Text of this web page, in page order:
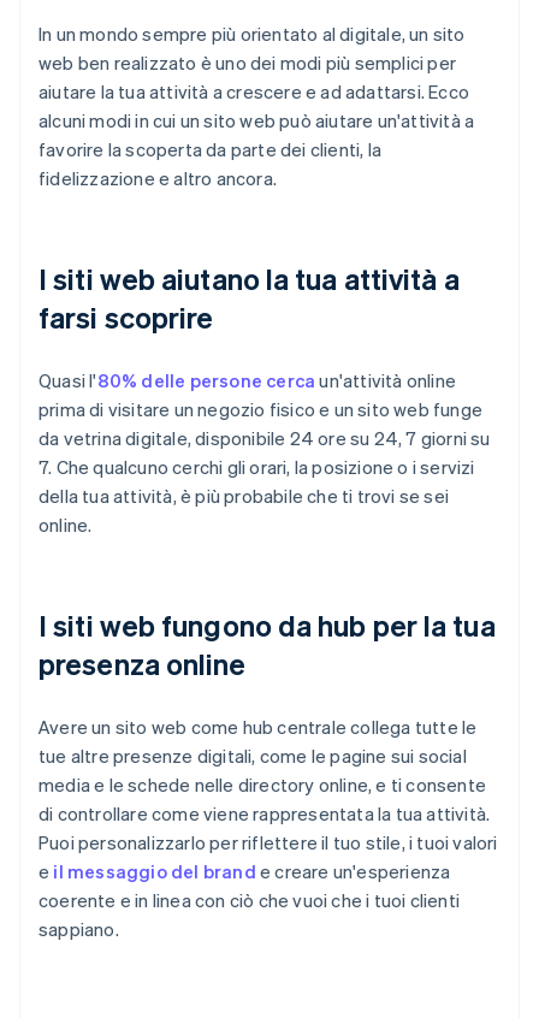
In un mondo sempre più orientato al digitale, un sito
web ben realizzato è uno dei modi più semplici per
aiutare la tua attività a crescere e ad adattarsi. Ecco
alcuni modi in cui un sito web può aiutare un'attività a
favorire la scoperta da parte dei clienti, la
fidelizzazione e altro ancora.
I siti web aiutano la tua attività a
farsi scoprire
Quasi l'80% delle persone cerca un'attività online
prima di visitare un negozio fisico e un sito web funge
da vetrina digitale, disponibile 24 ore su 24, 7 giorni su
7. Che qualcuno cerchi gli orari, la posizione o i servizi
della tua attività, è più probabile che ti trovi se sei
online.
I siti web fungono da hub per la tua
presenza online
Avere un sito web come hub centrale collega tutte le
tue altre presenze digitali, come le pagine sui social
media e le schede nelle directory online, e ti consente
di controllare come viene rappresentata la tua attività.
Puoi personalizzarlo per riflettere il tuo stile, i tuoi valori
e il messaggio del brand e creare un'esperienza
coerente e in linea con ciò che vuoi che i tuoi clienti
sappiano.